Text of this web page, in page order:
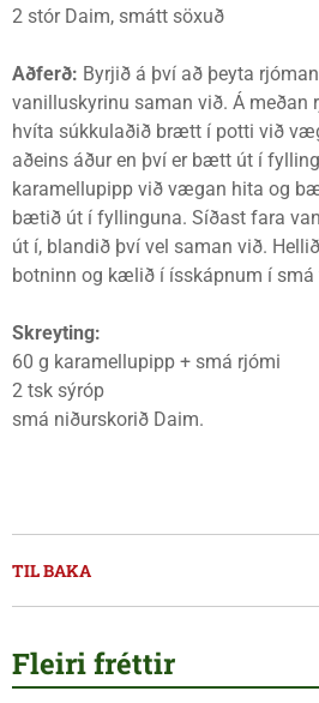
2 stór Daim, smátt söxuð
Aðferð: Byrjið á því að þeyta
vanilluskyrinu saman við. Á meðan
hvíta súkkulaðið brætt í potti við
aðeins áður en því er bætt út í
karamellupipp við vægan hita og
bætið út í fyllinguna. Síðast fara
út í, blandið því vel saman við.
botninn og kælið í ísskápnum í smá
Skreyting:
60 g karamellupipp + smá rjómi
2 tsk sýróp
smá niðurskorið Daim.
TIL BAKA
Fleiri fréttir